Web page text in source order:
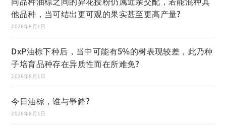
他品种，当可结出更可观的果实甚至更高产量?
2026年8月1日
DxP油棕下种后，当中可能有5%的树表现较差，此乃种
子培育品种存在异质性而在所难免?
2026年8月1日
今日油棕，谁与爭鋒?
2026年8月1日